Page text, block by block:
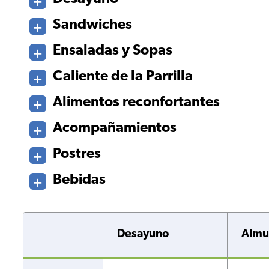
Sandwiches
Ensaladas y Sopas
Caliente de la Parrilla
Alimentos reconfortantes
Acompañamientos
Postres
Bebidas
Desayuno